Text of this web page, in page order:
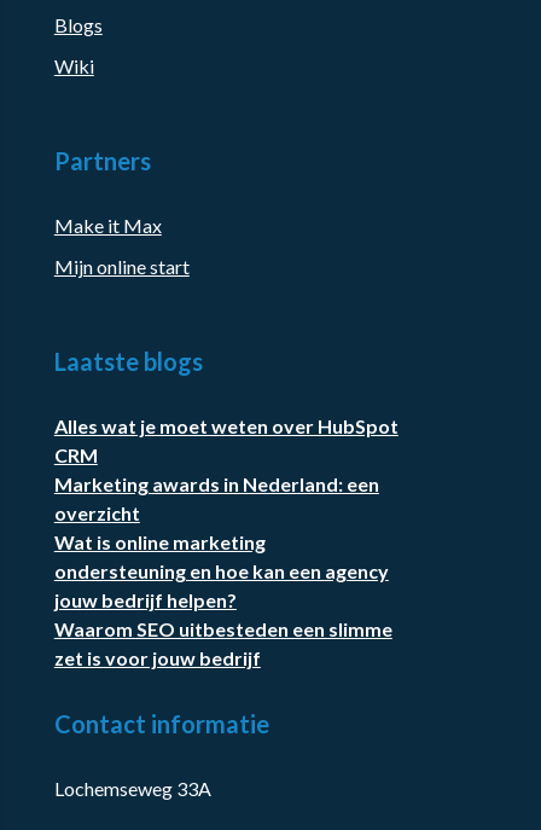
Blogs
Wiki
Partners
Make it Max
Mijn online start
Laatste blogs
Alles wat je moet weten over HubSpot
CRM
Marketing awards in Nederland: een
overzicht
Wat is online marketing
ondersteuning en hoe kan een agency
jouw bedrijf helpen?
Waarom SEO uitbesteden een slimme
zet is voor jouw bedrijf
Contact informatie
Lochemseweg 33A